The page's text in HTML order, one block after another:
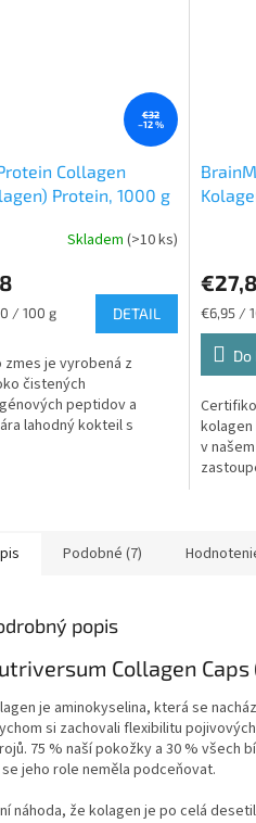
€32
–12 %
Collagen
Protein, 1000 g
Skladem (>10 ks)
/ 100 g DETAIL
zmes je vyrobená z
čistených
peptidov a
lahodný kokteil s
cena:
€6,95 /
Do
kolagen
v
Podobné (7)
popis
Collagen Caps
je aminokyselina, která se
si zachovali flexibilitu
75 % naší pokožky a 30 % všech
jeho role neměla podceňovat.
náhoda, že kolagen je po celá